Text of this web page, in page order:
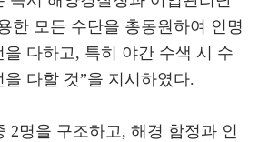
한 모든 수단을 총동원하여 인명
다하고, 특히 야간 수색 시 수
다할 것”을 지시하였다.
2명을 구조하고, 해경 함정과 인